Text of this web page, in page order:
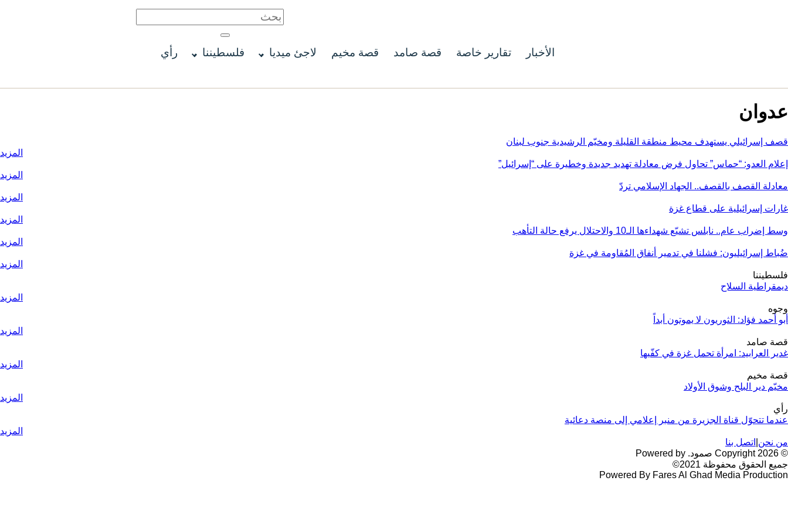
الأخبار تقارير خاصة قصة صامد قصة مخيم لاجئ ميديا فلسطيننا رأي
عدوان
قصف إسرائيلي يستهدف محيط منطقة القليلة ومخيّم الرشيدية جنوب لبنان
المزيد
إعلام العدو: “حماس” تحاول فرض معادلة تهديد جديدة وخطيرة على “إسرائيل”
المزيد
معادلة القصف بالقصف.. الجهاد الإسلامي تردّ
المزيد
غارات إسرائيلية على قطاع غزة
المزيد
وسط إضراب عام.. نابلس تشيّع شهداءها الـ10 والاحتلال يرفع حالة التأهب
المزيد
ضُباط إسرائيليون: فشلنا في تدمير أنفاق المُقاومة في غزة
المزيد
فلسطيننا
ديمقراطية السلاح
المزيد
وجوه
أبو أحمد فؤاد: الثوريون لا يموتون أبداً
المزيد
قصة صامد
غدير العرابيد: امرأة تحمل غزة في كفّيها
المزيد
قصة مخيم
مخيّم دير البلح وشوق الأولاد
المزيد
رأي
عندما تتحوّل قناة الجزيرة من منبر إعلامي إلى منصة دعائية
المزيد
من نحن اتصل بنا
© 2026 Copyright صمود. Powered by
جميع الحقوق محفوظة 2021©
Powered By Fares Al Ghad Media Production